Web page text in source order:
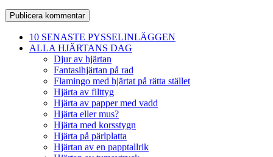
10 SENASTE PYSSELINLÄGGEN
ALLA HJÄRTANS DAG
Djur av hjärtan
Fantasihjärtan på rad
Flamingo med hjärtat på rätta stället
Hjärta av filttyg
Hjärta av papper med vadd
Hjärta eller mus?
Hjärta med korsstygn
Hjärta på pärlplatta
Hjärtan av en papptallrik